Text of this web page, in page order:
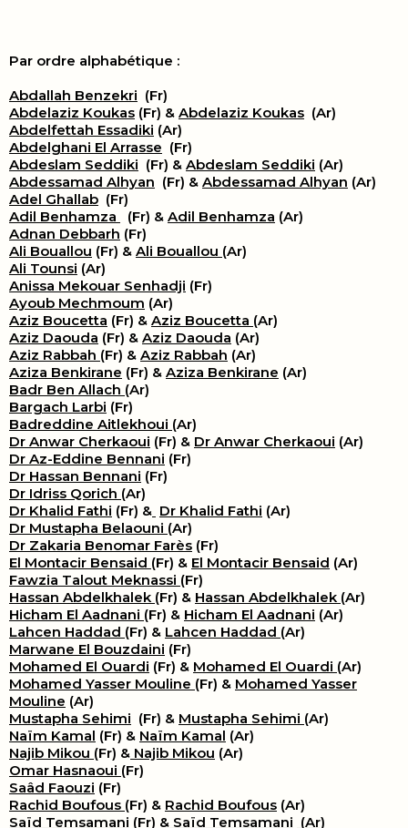
Par ordre alphabétique :
Abdallah Benzekri (Fr)
Abdelaziz Koukas (Fr) & Abdelaziz Koukas (Ar)
Abdelfettah Essadiki (Ar)
Abdelghani El Arrasse (Fr)
Abdeslam Seddiki (Fr) & Abdeslam Seddiki (Ar)
Abdessamad Alhyan (Fr) & Abdessamad Alhyan (Ar)
Adel Ghallab (Fr)
Adil Benhamza
(Fr) & Adil Benhamza (Ar)
Adnan Debbarh (Fr)
Ali Bouallou (Fr) & Ali Bouallou (Ar)
Ali Tounsi (Ar)
Anissa Mekouar Senhadji (Fr)
Ayoub Mechmoum (Ar)
Aziz Boucetta (Fr) & Aziz Boucetta (Ar)
Aziz Daouda (Fr) & Aziz Daouda (Ar)
Aziz Rabbah (Fr) & Aziz Rabbah (Ar)
Aziza Benkirane (Fr) & Aziza Benkirane (Ar)
Badr Ben Allach (Ar)
Bargach Larbi (Fr)
Badreddine Aitlekhoui (Ar)
Dr Anwar Cherkaoui (Fr) & Dr Anwar Cherkaoui (Ar)
Dr Az-Eddine Bennani (Fr)
Dr Hassan Bennani (Fr)
Dr Idriss Qorich (Ar)
Dr Khalid Fathi (Fr) & Dr Khalid Fathi (Ar)
Dr Mustapha Belaouni (Ar)
Dr Zakaria Benomar Farès (Fr)
El Montacir Bensaid (Fr) & El Montacir Bensaid (Ar)
Fawzia Talout Meknassi (Fr)
Hassan Abdelkhalek (Fr) & Hassan Abdelkhalek (Ar)
Hicham El Aadnani (Fr) & Hicham El Aadnani (Ar)
Lahcen Haddad (Fr) & Lahcen Haddad (Ar)
Marwane El Bouzdaini (Fr)
Mohamed El Ouardi (Fr) & Mohamed El Ouardi (Ar)
Mohamed Yasser Mouline (Fr) & Mohamed Yasser
Mouline (Ar)
Mustapha Sehimi (Fr) & Mustapha Sehimi (Ar)
Naïm Kamal (Fr) & Naïm Kamal (Ar)
Najib Mikou (Fr) & Najib Mikou (Ar)
Omar Hasnaoui (Fr)
Saâd Faouzi (Fr)
Rachid Boufous (Fr) & Rachid Boufous (Ar)
Saïd Temsamani (Fr) & Saïd Temsamani (Ar)